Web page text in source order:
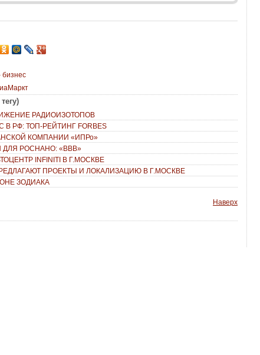
бизнес
РАДИОИЗОТОПОВ
РФ: ТОП-РЕЙТИНГ FORBES
КОМПАНИИ «ИПРо»
ДЛЯ РОСНАНО: «BBB»
INFINITI В Г.МОСКВЕ
ПРОЕКТЫ И ЛОКАЛИЗАЦИЮ В Г.МОСКВЕ
ЗОДИАКА
Наверх